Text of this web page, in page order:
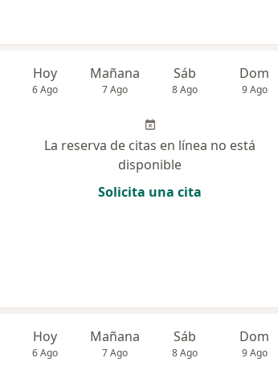
Hoy
6 Ago
Mañana
7 Ago
Sáb
8 Ago
Dom
9 Ago
La reserva de citas en línea no está
disponible
Solicita una cita
Hoy
6 Ago
Mañana
7 Ago
Sáb
8 Ago
Dom
9 Ago